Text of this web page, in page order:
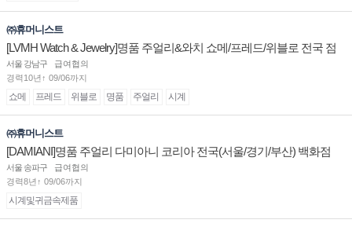
㈜휴머니스트
[LVMH Watch & Jewelry]명품 주얼리&와치 쇼메/프레드/위블로 전국 점
장/부점장/판매사원 채용
서울 강남구
급여협의
경력10년↑ 09/06까지
쇼메 프레드 위블로 명품 주얼리 시계
㈜휴머니스트
[DAMIANI]명품 주얼리 다미아니 코리아 전국(서울/경기/부산) 백화점
부점장/판매사원 채용
서울 송파구
급여협의
경력8년↑ 09/06까지
시계및귀금속제품